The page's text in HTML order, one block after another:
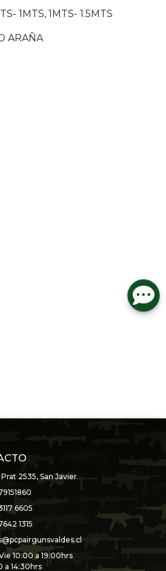
1MTS, 1MTS- 1.5MTS
ARAÑA
2535, San Javier
6605
1315
10:00 a 19:00hrs
a 14:30hrs